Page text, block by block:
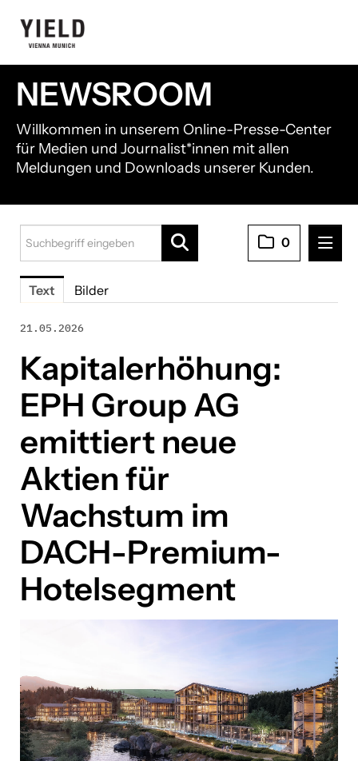
NEWSROOM
Willkommen in unserem Online-Presse-Center
für Medien und Journalist*innen mit allen
Meldungen und Downloads unserer Kunden.
0
Pressemitteilungen
Black Manta Capital Partners
Bookbot
Brantner green solutions
CONDA Capital
Confiserie Heindl
DOCH!
EPH Group
Frachtmeister
iteratec
Kia Österreich
kununu
Text Bilder
21.05.2026
Kapitalerhöhung:
EPH Group AG
emittiert neue
Aktien für
Wachstum im
DACH-Premium-
Hotelsegment